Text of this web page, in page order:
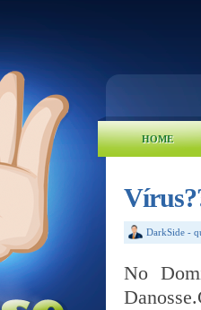
HOME
DarkSide -
No